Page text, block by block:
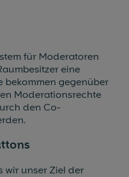
für Moderatoren
eine
bekommen gegenüber
Moderationsrechte
den Co-
wir unser Ziel der